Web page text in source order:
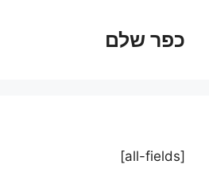
כפר שלם
[all-fields]